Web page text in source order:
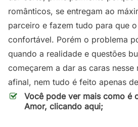
românticos, se entregam ao
parceiro e fazem tudo para que
confortável. Porém o problema
quando a realidade e questões
começarem a dar as caras nesse
afinal, nem tudo é feito apenas
Você pode ver mais como é
Amor, clicando aqui;